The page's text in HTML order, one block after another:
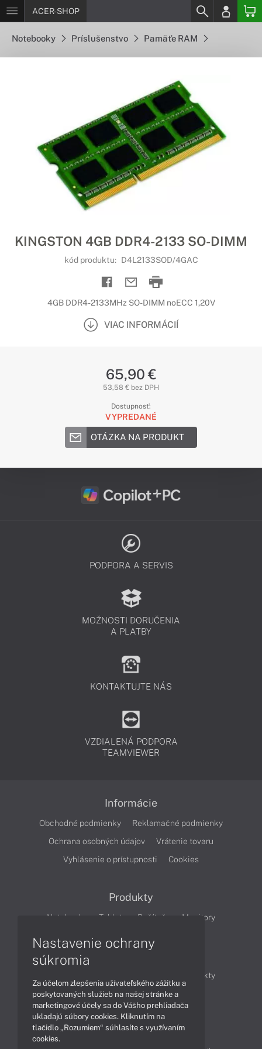
ACER-SHOP
Notebooky Príslušenstvo Pamäťe RAM
KINGSTON 4GB DDR4-2133 SO-DIMM
kód produktu: D4L2133SOD/4GAC
4GB DDR4-2133MHz SO-DIMM noECC 1,20V
VIAC INFORMÁCIÍ
65,90 €
53,58 € bez DPH
Dostupnosť:
VYPREDANÉ
OTÁZKA NA PRODUKT
PODPORA A SERVIS
MOŽNOSTI DORUČENIA
A PLATBY
KONTAKTUJTE NÁS
VZDIALENÁ PODPORA
TEAMVIEWER
Informácie
Obchodné podmienky
Reklamačné podmienky
Ochrana osobných údajov
Vrátenie tovaru
Vyhlásenie o prístupnosti
Cookies
Produkty
Notebooky Tablety Počítače Monitory
Produkty
Technológie
Videá
Obsah
Nastavenie ochrany
súkromia
Za účelom zlepšenia užívateľského zážitku a
poskytovaných služieb na našej stránke a
marketingové účely sa do Vášho prehliadača
ukladajú súbory cookies. Kliknutím na
tlačidlo „Rozumiem“ súhlasíte s využívaním
cookies.